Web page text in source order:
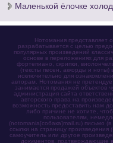
Маленькой ёлочке
Нотомания представляет
разрабатывается с целью
популярных произведений
основе в переложениях для
фортепиано, скрипки,
(тексты песен, аккорды и ноты)
исключительно для
авторам. Нотомания не
занимается продажей объектов
администрация сайта
авторского права на
возможность предоставить нам
либо причине не хотите,
пользователям,
(notomania[собака]mail.ru) письмо
ссылки на страницу произведения
самоучитель или другое
документов, подтверждающие